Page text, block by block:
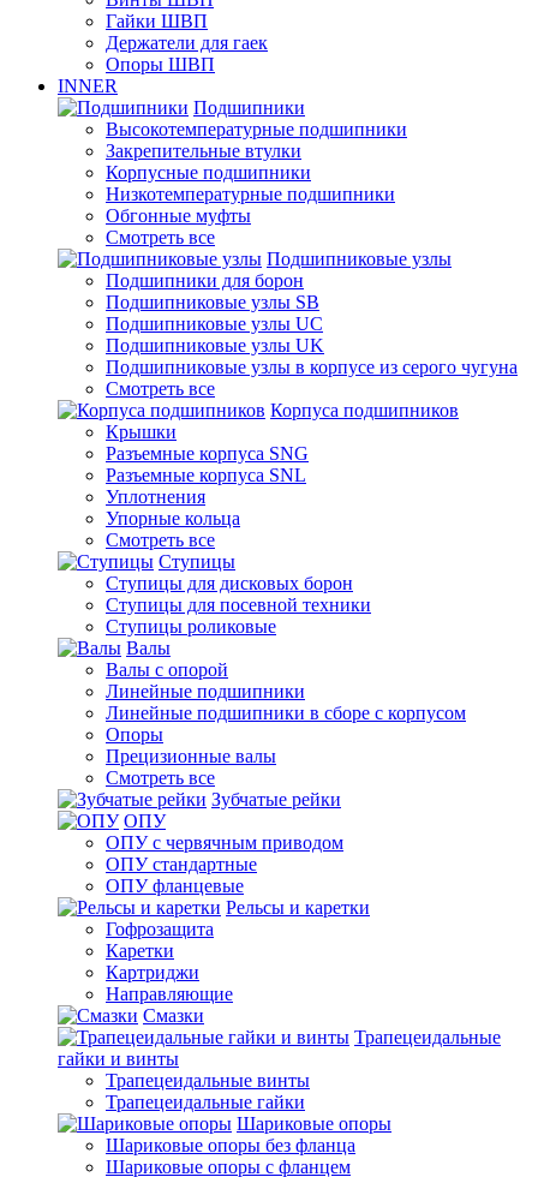
Гайки ШВП
Держатели для гаек
Опоры ШВП
INNER
Подшипники
Высокотемпературные подшипники
Закрепительные втулки
Корпусные подшипники
Низкотемпературные подшипники
Обгонные муфты
Смотреть все
Подшипниковые узлы
Подшипники для борон
Подшипниковые узлы SB
Подшипниковые узлы UC
Подшипниковые узлы UK
Подшипниковые узлы в корпусе из серого чугуна
Смотреть все
Корпуса подшипников
Крышки
Разъемные корпуса SNG
Разъемные корпуса SNL
Уплотнения
Упорные кольца
Смотреть все
Ступицы
Ступицы для дисковых борон
Ступицы для посевной техники
Ступицы роликовые
Валы
Валы с опорой
Линейные подшипники
Линейные подшипники в сборе с корпусом
Опоры
Прецизионные валы
Смотреть все
Зубчатые рейки
ОПУ
ОПУ с червячным приводом
ОПУ стандартные
ОПУ фланцевые
Рельсы и каретки
Гофрозащита
Каретки
Картриджи
Направляющие
Смазки
Трапецеидальные
гайки и винты
Трапецеидальные винты
Трапецеидальные гайки
Шариковые опоры
Шариковые опоры без фланца
Шариковые опоры с фланцем